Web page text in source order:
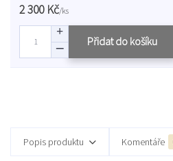
2 300 Kč/ks
Přidat do košíku
Popis produktu Komentáře